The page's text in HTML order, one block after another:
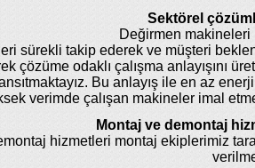
Sektörel
Değirmen makineleri
sürekli takip ederek ve müşteri
çözüme odaklı çalışma anlayışını
Bu anlayış ile en az
verimde çalışan makineler imal
Montaj ve demontaj
hizmetleri montaj ekiplerimiz